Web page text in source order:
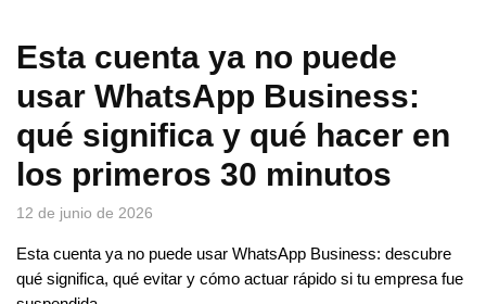
Esta cuenta ya no puede
usar WhatsApp Business:
qué significa y qué hacer en
los primeros 30 minutos
12 de junio de 2026
Esta cuenta ya no puede usar WhatsApp Business: descubre
qué significa, qué evitar y cómo actuar rápido si tu empresa fue